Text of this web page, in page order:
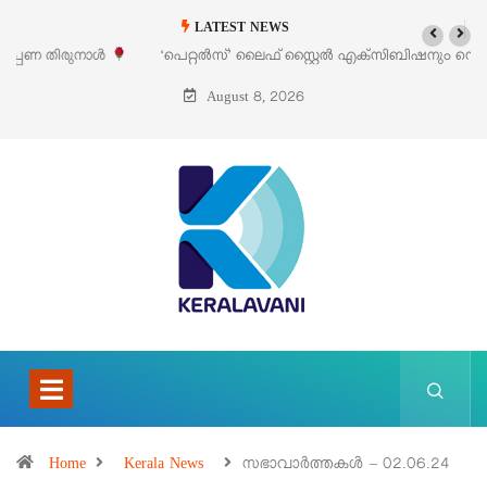
LATEST NEWS
‘പെറ്റൽസ്’ ലൈഫ് സ്റ്റൈൽ എക്സിബിഷനും സെയിലും ഓഗസ്റ്റ് 8-ന്
പെരുമാനൂരിൽ
August 8, 2026
Home Kerala News സഭാവാര്‍ത്തകള്‍ – 02.06.24